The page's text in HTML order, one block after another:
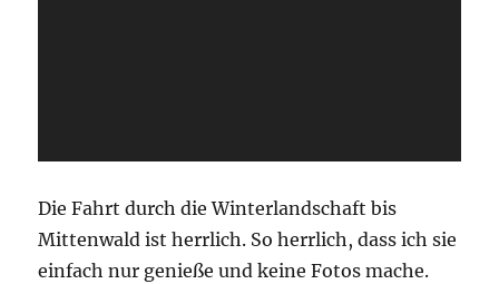
Die Fahrt durch die Winterlandschaft bis
Mittenwald ist herrlich. So herrlich, dass ich sie
einfach nur genieße und keine Fotos mache.